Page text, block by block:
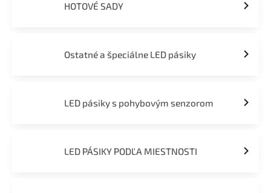
HOTOVÉ SADY
Ostatné a špeciálne LED pásiky
LED pásiky s pohybovým senzorom
LED PÁSIKY PODĽA MIESTNOSTI